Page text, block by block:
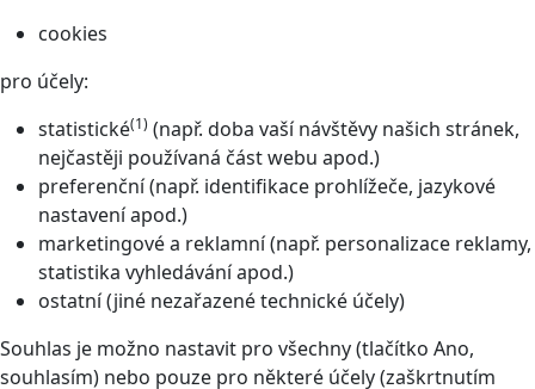
cookies
pro účely:
statistické(1) (např. doba vaší návštěvy našich stránek,
nejčastěji používaná část webu apod.)
preferenční (např. identifikace prohlížeče, jazykové
nastavení apod.)
marketingové a reklamní (např. personalizace reklamy,
statistika vyhledávání apod.)
ostatní (jiné nezařazené technické účely)
Souhlas je možno nastavit pro všechny (tlačítko Ano,
souhlasím) nebo pouze pro některé účely (zaškrtnutím